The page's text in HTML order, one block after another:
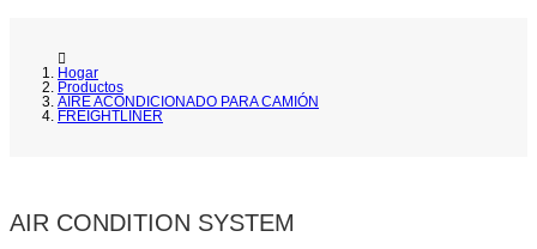
Hogar
Productos
AIRE ACONDICIONADO PARA CAMIÓN
FREIGHTLINER
AIR CONDITION SYSTEM